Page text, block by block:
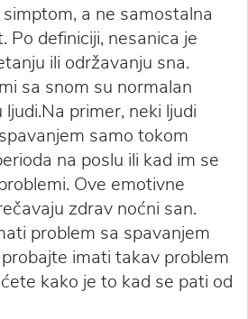
a ne samostalna
Po definiciji, nesanica je
ili održavanju sna.
sa snom su normalan
primer, neki ljudi
samo tokom
na poslu ili kad im se
Ove emotivne
zdrav noćni san.
problem sa spavanjem
imati takav problem
kako je to kad se pati od